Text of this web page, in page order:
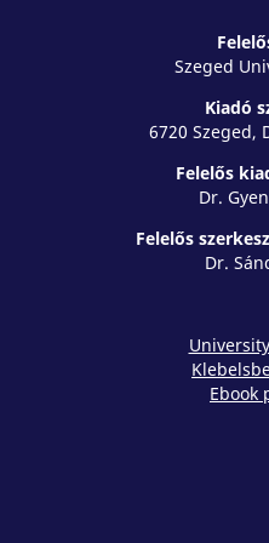
Szeged
Kiadó
6720 Szeged,
Felelős
Dr.
Felelős
Dr.
Ebook